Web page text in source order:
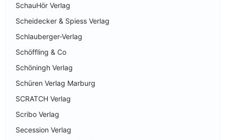
SchauHör Verlag
Scheidecker & Spiess Verlag
Schlauberger-Verlag
Schöffling & Co
Schöningh Verlag
Schüren Verlag Marburg
SCRATCH Verlag
Scribo Verlag
Secession Verlag